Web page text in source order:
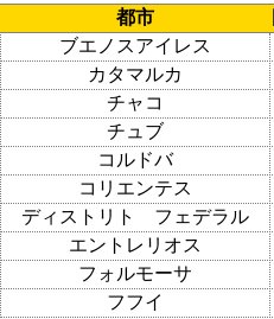
都市
ブエノスアイレス
カタマルカ
チャコ
チュブ
コルドバ
コリエンテス
ディストリト フェデラル
エントレリオス
フォルモーサ
フフイ